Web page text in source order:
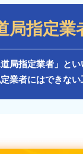
局指定業
局指定業者」と
業者にはできない